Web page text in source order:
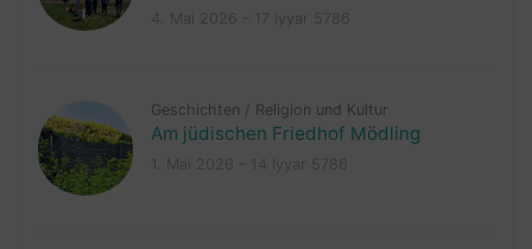
Geschichten / Religion und Kultur
Am jüdischen Friedhof Mödling